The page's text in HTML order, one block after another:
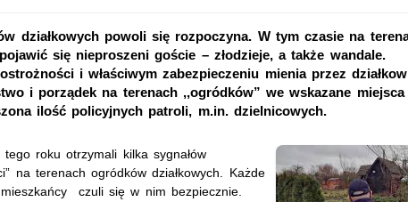
działkowych powoli się rozpoczyna. W tym czasie na
się nieproszeni goście – złodzieje, a także wandale.
i właściwym zabezpieczeniu mienia przez
i porządek na terenach ,,ogródków” we wskazane miejsca
ilość policyjnych patroli, m.in. dzielnicowych.
roku otrzymali kilka sygnałów
na terenach ogródków działkowych. Każde
czuli się w nim bezpiecznie.